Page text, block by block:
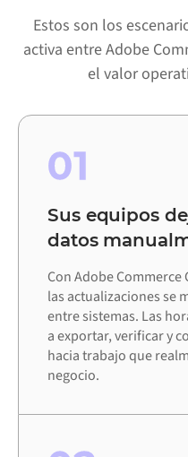
Estos son los
activa entre Adobe
el valor
01
Sus equipos
datos
Con Adobe
las actualizaciones se
entre sistemas. Las
a exportar, verificar y
hacia trabajo que
negocio.